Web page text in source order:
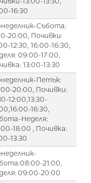
16:30
Събота:
20:00, Почивки:
12:30, 16:00-16:30,
09:00-17:00,
13:00-13:30
Петък:
20:00, Почивки:
12:00,13:30-
16:30,
Неделя:
18:00 , Почивка:
13:30
21:00,
09:00-20:00